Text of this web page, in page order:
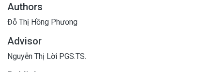
Authors
Đỗ Thị Hồng Phương
Advisor
Nguyễn Thị Lời PGS.TS.